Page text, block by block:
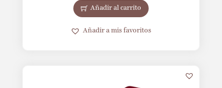
Añadir al carrito
Añadir a mis favoritos